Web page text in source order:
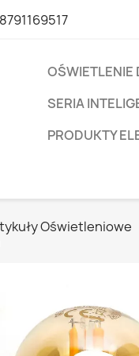
OŚWIETLENIE
SERIA
PRODUKTY
Oświetleniowe